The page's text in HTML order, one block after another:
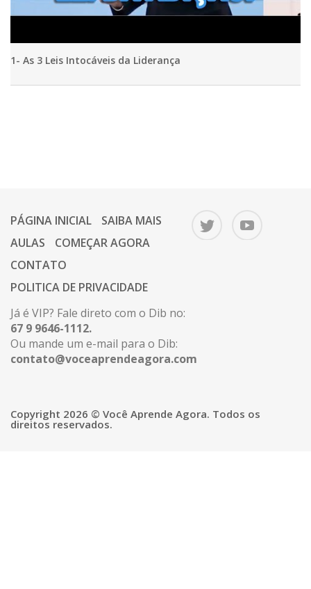
1- As 3 Leis Intocáveis da Liderança
PÁGINA INICIAL
SAIBA MAIS
AULAS
COMEÇAR AGORA
CONTATO
POLITICA DE PRIVACIDADE
Já é VIP? Fale direto com o Dib no:
67 9 9646-1112.
Ou mande um e-mail para o Dib:
contato@voceaprendeagora.com
Copyright 2026 © Você Aprende Agora. Todos os
direitos reservados.